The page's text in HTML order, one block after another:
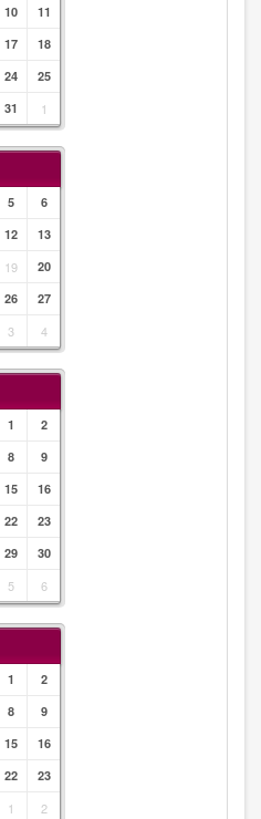
10
11
17
18
24
25
31 1
5
6
12
13
19
20
26
27
3 4
1
2
8
9
15
16
22
23
29
30
5 6
1
2
8
9
15
16
22
23
1 2